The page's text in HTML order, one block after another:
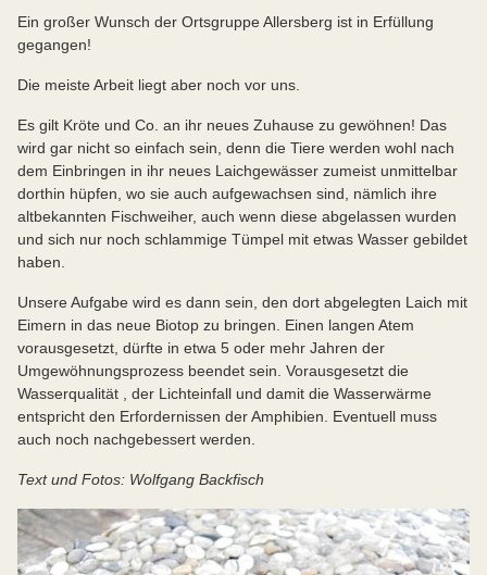
Ein großer Wunsch der Ortsgruppe Allersberg ist in Erfüllung
gegangen!
Die meiste Arbeit liegt aber noch vor uns.
Es gilt Kröte und Co. an ihr neues Zuhause zu gewöhnen! Das
wird gar nicht so einfach sein, denn die Tiere werden wohl nach
dem Einbringen in ihr neues Laichgewässer zumeist unmittelbar
dorthin hüpfen, wo sie auch aufgewachsen sind, nämlich ihre
altbekannten Fischweiher, auch wenn diese abgelassen wurden
und sich nur noch schlammige Tümpel mit etwas Wasser gebildet
haben.
Unsere Aufgabe wird es dann sein, den dort abgelegten Laich mit
Eimern in das neue Biotop zu bringen. Einen langen Atem
vorausgesetzt, dürfte in etwa 5 oder mehr Jahren der
Umgewöhnungsprozess beendet sein. Vorausgesetzt die
Wasserqualität , der Lichteinfall und damit die Wasserwärme
entspricht den Erfordernissen der Amphibien. Eventuell muss
auch noch nachgebessert werden.
Text und Fotos: Wolfgang Backfisch